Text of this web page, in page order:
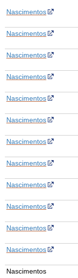
Nascimentos
Nascimentos
Nascimentos
Nascimentos
Nascimentos
Nascimentos
Nascimentos
Nascimentos
Nascimentos
Nascimentos
Nascimentos
Nascimentos
Nascimentos